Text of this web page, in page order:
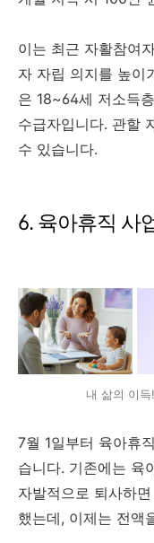
이는 최근 자활참여
자 자립 의지를 높이
은 18~64세 저소득
수급자입니다. 관할
수 있습니다.
6. 육아휴직 사
내 삶의 이
7월 1일부터 육아휴
습니다. 기존에는 육
자발적으로 퇴사하
했는데, 이제는 전액